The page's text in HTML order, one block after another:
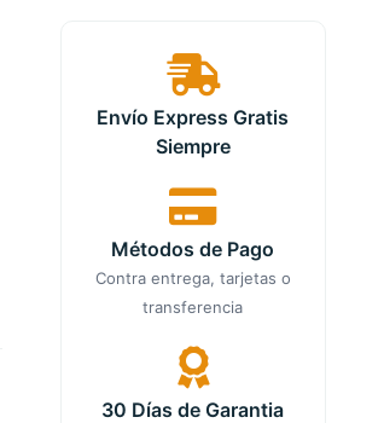
Envío Express Gratis
Siempre
Métodos de Pago
Contra entrega, tarjetas o
transferencia
30 Días de Garantia